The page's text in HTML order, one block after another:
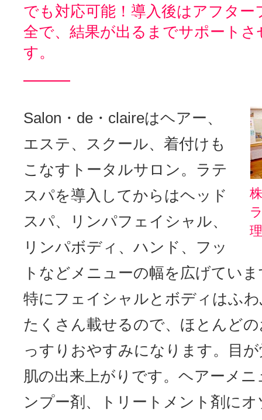
でも対応可能！導入後はアフター
全で、結果が出るまでサポート
す。
Salon・de・claireはヘアー、
エステ、スクール、着付けも
こなすトータルサロン。ラテ
スパを導入してからはヘッド
スパ、リンパフェイシャル、
リンパボディ、ハンド、フッ
トなどメニューの幅を広げてい
特にフェイシャルとボディはふ
たくさん載せるので、ほとんど
っすりおやすみになります。目
肌の出来上がりです。ヘアーメ
ンプー剤、トリートメント剤に